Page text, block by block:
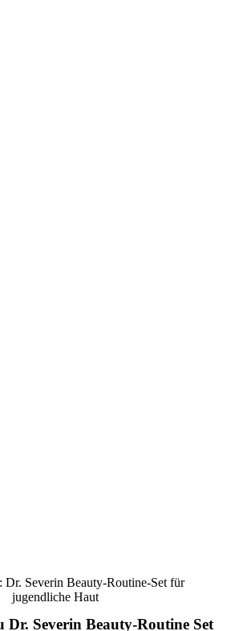
Dr. Severin Beauty-Routine-Set für
jugendliche Haut
Dr. Severin Beauty-Routine Set